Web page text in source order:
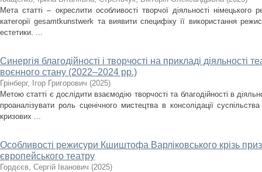
Мета статті – окреслити особливості творчої діяльності
категорії gesamtkunstwerk та виявити специфіку її використання
естетики. ...
Синергія благодійності і творчості на прикладі діяльності
воєнного стану (2022–2024 рр.)
Грінберг, Ігор Григорович (2025)
Метою статті є дослідити взаємодію творчості та благодійності в
проаналізувати роль сценічного мистецтва в консолідації
кризових ...
Особливості режисури Кшиштофа Варліковського крізь
європейського театру
Гордєєв, Сергій Іванович (2025)